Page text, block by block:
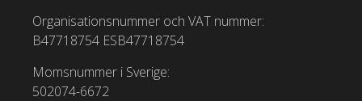
Organisationsnummer och VAT nummer:
B47718754 ESB47718754
Momsnummer i Sverige:
502074-6672